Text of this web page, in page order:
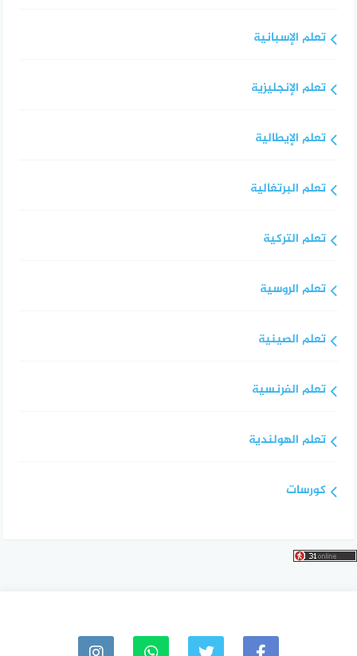
تعلم الإسبانية
تعلم الإنجليزية
تعلم الإيطالية
تعلم البرتغالية
تعلم التركية
تعلم الروسية
تعلم الصينية
تعلم الفرنسية
تعلم الهولندية
كورسات